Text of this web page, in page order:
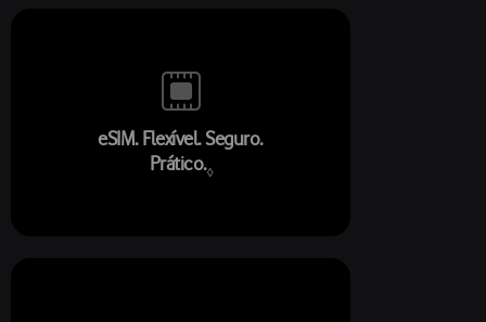
eSIM. Flexível. Seguro.
Prático.◊